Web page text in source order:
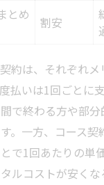
とめ
割安
約は、それぞれメ
払いは1回ごとに
で終わる方や部
。一方、コース
で1回あたりの単
ルコストが安く